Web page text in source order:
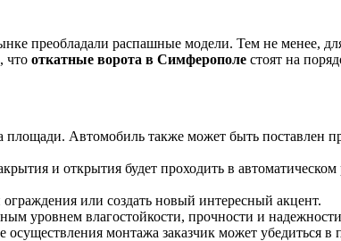
преобладали распашные модели. Тем не менее,
что откатные ворота в Симферополе стоят на
площади. Автомобиль также может быть поставлен
и открытия будет проходить в
или создать новый интересный акцент.
уровнем влагостойкости, прочности и
монтажа заказчик может убедиться в